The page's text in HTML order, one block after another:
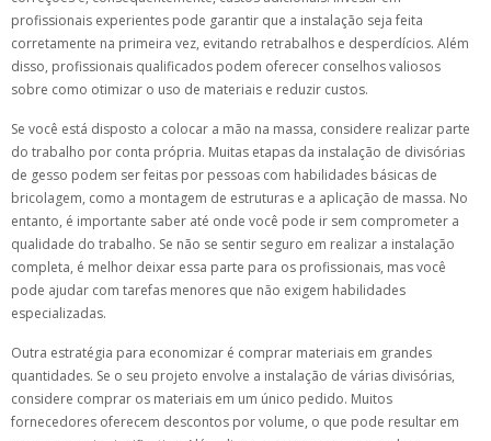
profissionais experientes pode garantir que a instalação seja feita
corretamente na primeira vez, evitando retrabalhos e desperdícios. Além
disso, profissionais qualificados podem oferecer conselhos valiosos
sobre como otimizar o uso de materiais e reduzir custos.
Se você está disposto a colocar a mão na massa, considere realizar parte
do trabalho por conta própria. Muitas etapas da instalação de divisórias
de gesso podem ser feitas por pessoas com habilidades básicas de
bricolagem, como a montagem de estruturas e a aplicação de massa. No
entanto, é importante saber até onde você pode ir sem comprometer a
qualidade do trabalho. Se não se sentir seguro em realizar a instalação
completa, é melhor deixar essa parte para os profissionais, mas você
pode ajudar com tarefas menores que não exigem habilidades
especializadas.
Outra estratégia para economizar é comprar materiais em grandes
quantidades. Se o seu projeto envolve a instalação de várias divisórias,
considere comprar os materiais em um único pedido. Muitos
fornecedores oferecem descontos por volume, o que pode resultar em